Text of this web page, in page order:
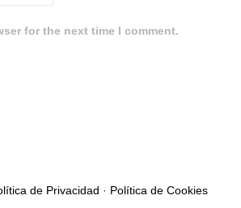
for the next time I comment.
de Privacidad · Política de Cookies